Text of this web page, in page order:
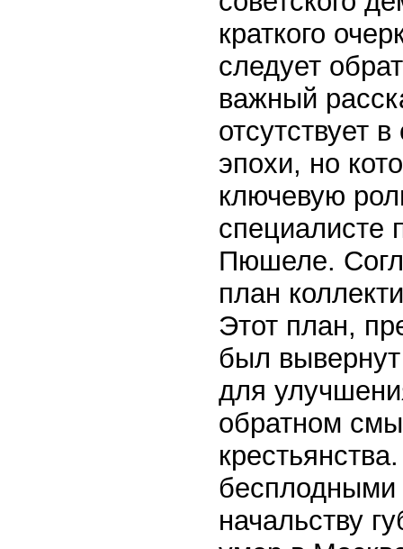
краткого
следует
важный
отсутствует
эпохи, но
ключевую
специалисте
Пюшеле.
план
Этот план,
был
для
обратном
бесплодными
начальству